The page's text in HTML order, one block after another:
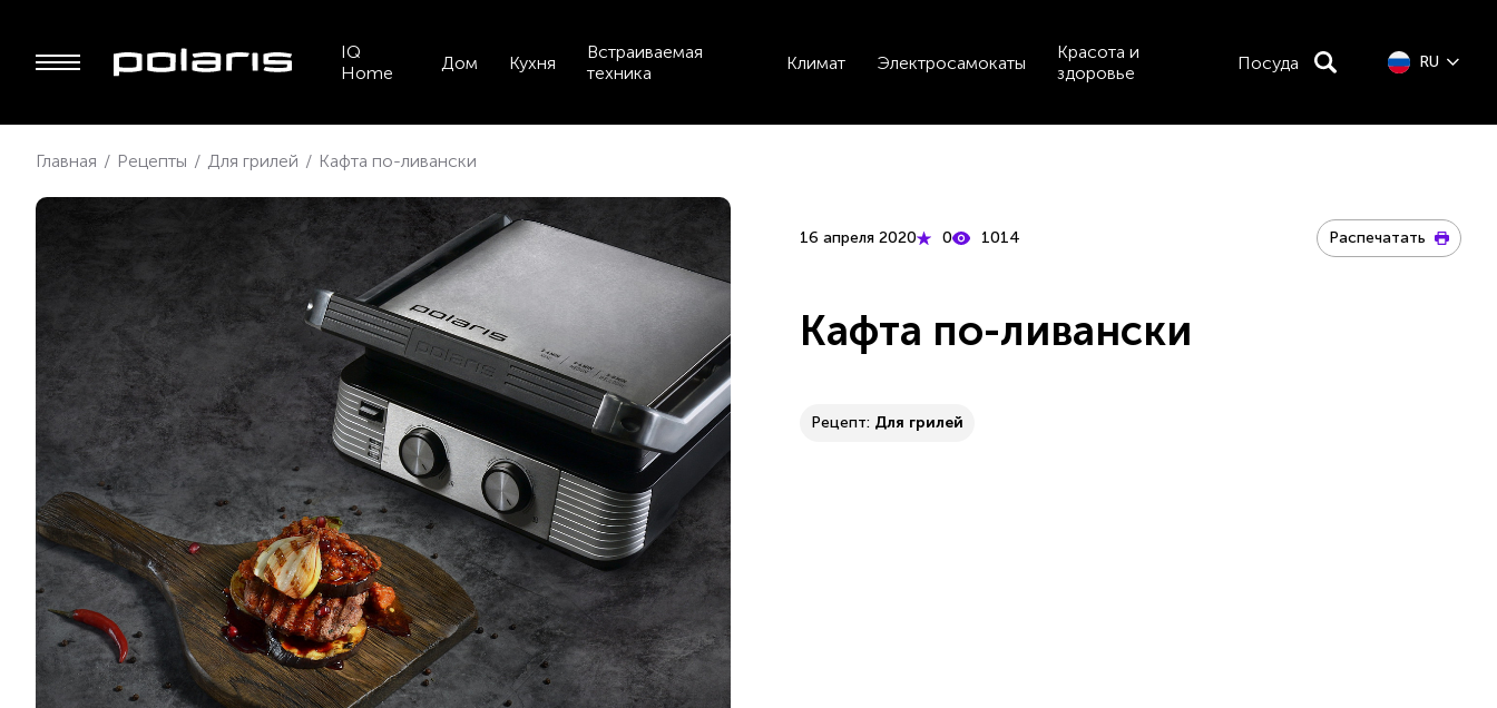
IQ
Home
Дом Кухня
Встраиваемая
техника
Климат Электросамокаты
Красота и
здоровье
Посуда RU
Главная / Рецепты / Для грилей / Кафта по-ливански
16 апреля 2020 0 1014 Распечатать
Кафта по-ливански
Рецепт: Для грилей